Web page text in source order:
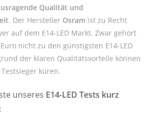
Qualität und
. Der Hersteller Osram ist zu Recht
auf dem E14-LED Markt. Zwar gehört
nicht zu den günstigsten E14-LED
der klaren Qualitätsvorteile können
küren.
unseres E14-LED Tests kurz